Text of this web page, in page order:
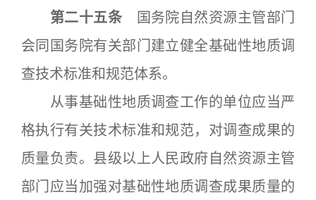
第二十五条 国务院自然资源主管部门
会同国务院有关部门建立健全基础性地质调
查技术标准和规范体系。
从事基础性地质调查工作的单位应当严
格执行有关技术标准和规范，对调查成果的
质量负责。县级以上人民政府自然资源主管
部门应当加强对基础性地质调查成果质量的